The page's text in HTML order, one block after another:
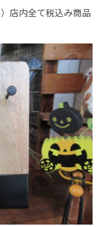
店内全て税込み商品